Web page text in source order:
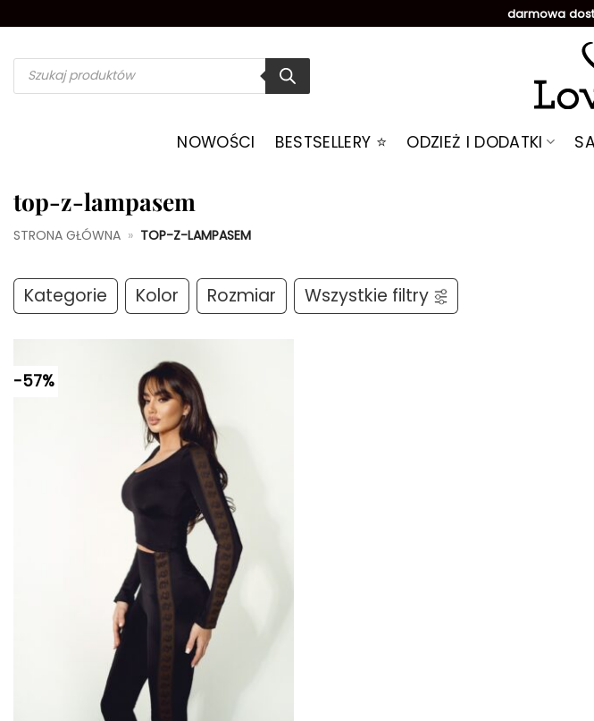
zawartości
darmowa
Wyszukiwarka
produktów
NOWOŚCI BESTSELLERY ⭐️ ODZIEŻ I DODATKI
top-z-lampasem
STRONA GŁÓWNA » TOP-Z-LAMPASEM
Kategorie Kolor Rozmiar Wszystkie filtry
-57%